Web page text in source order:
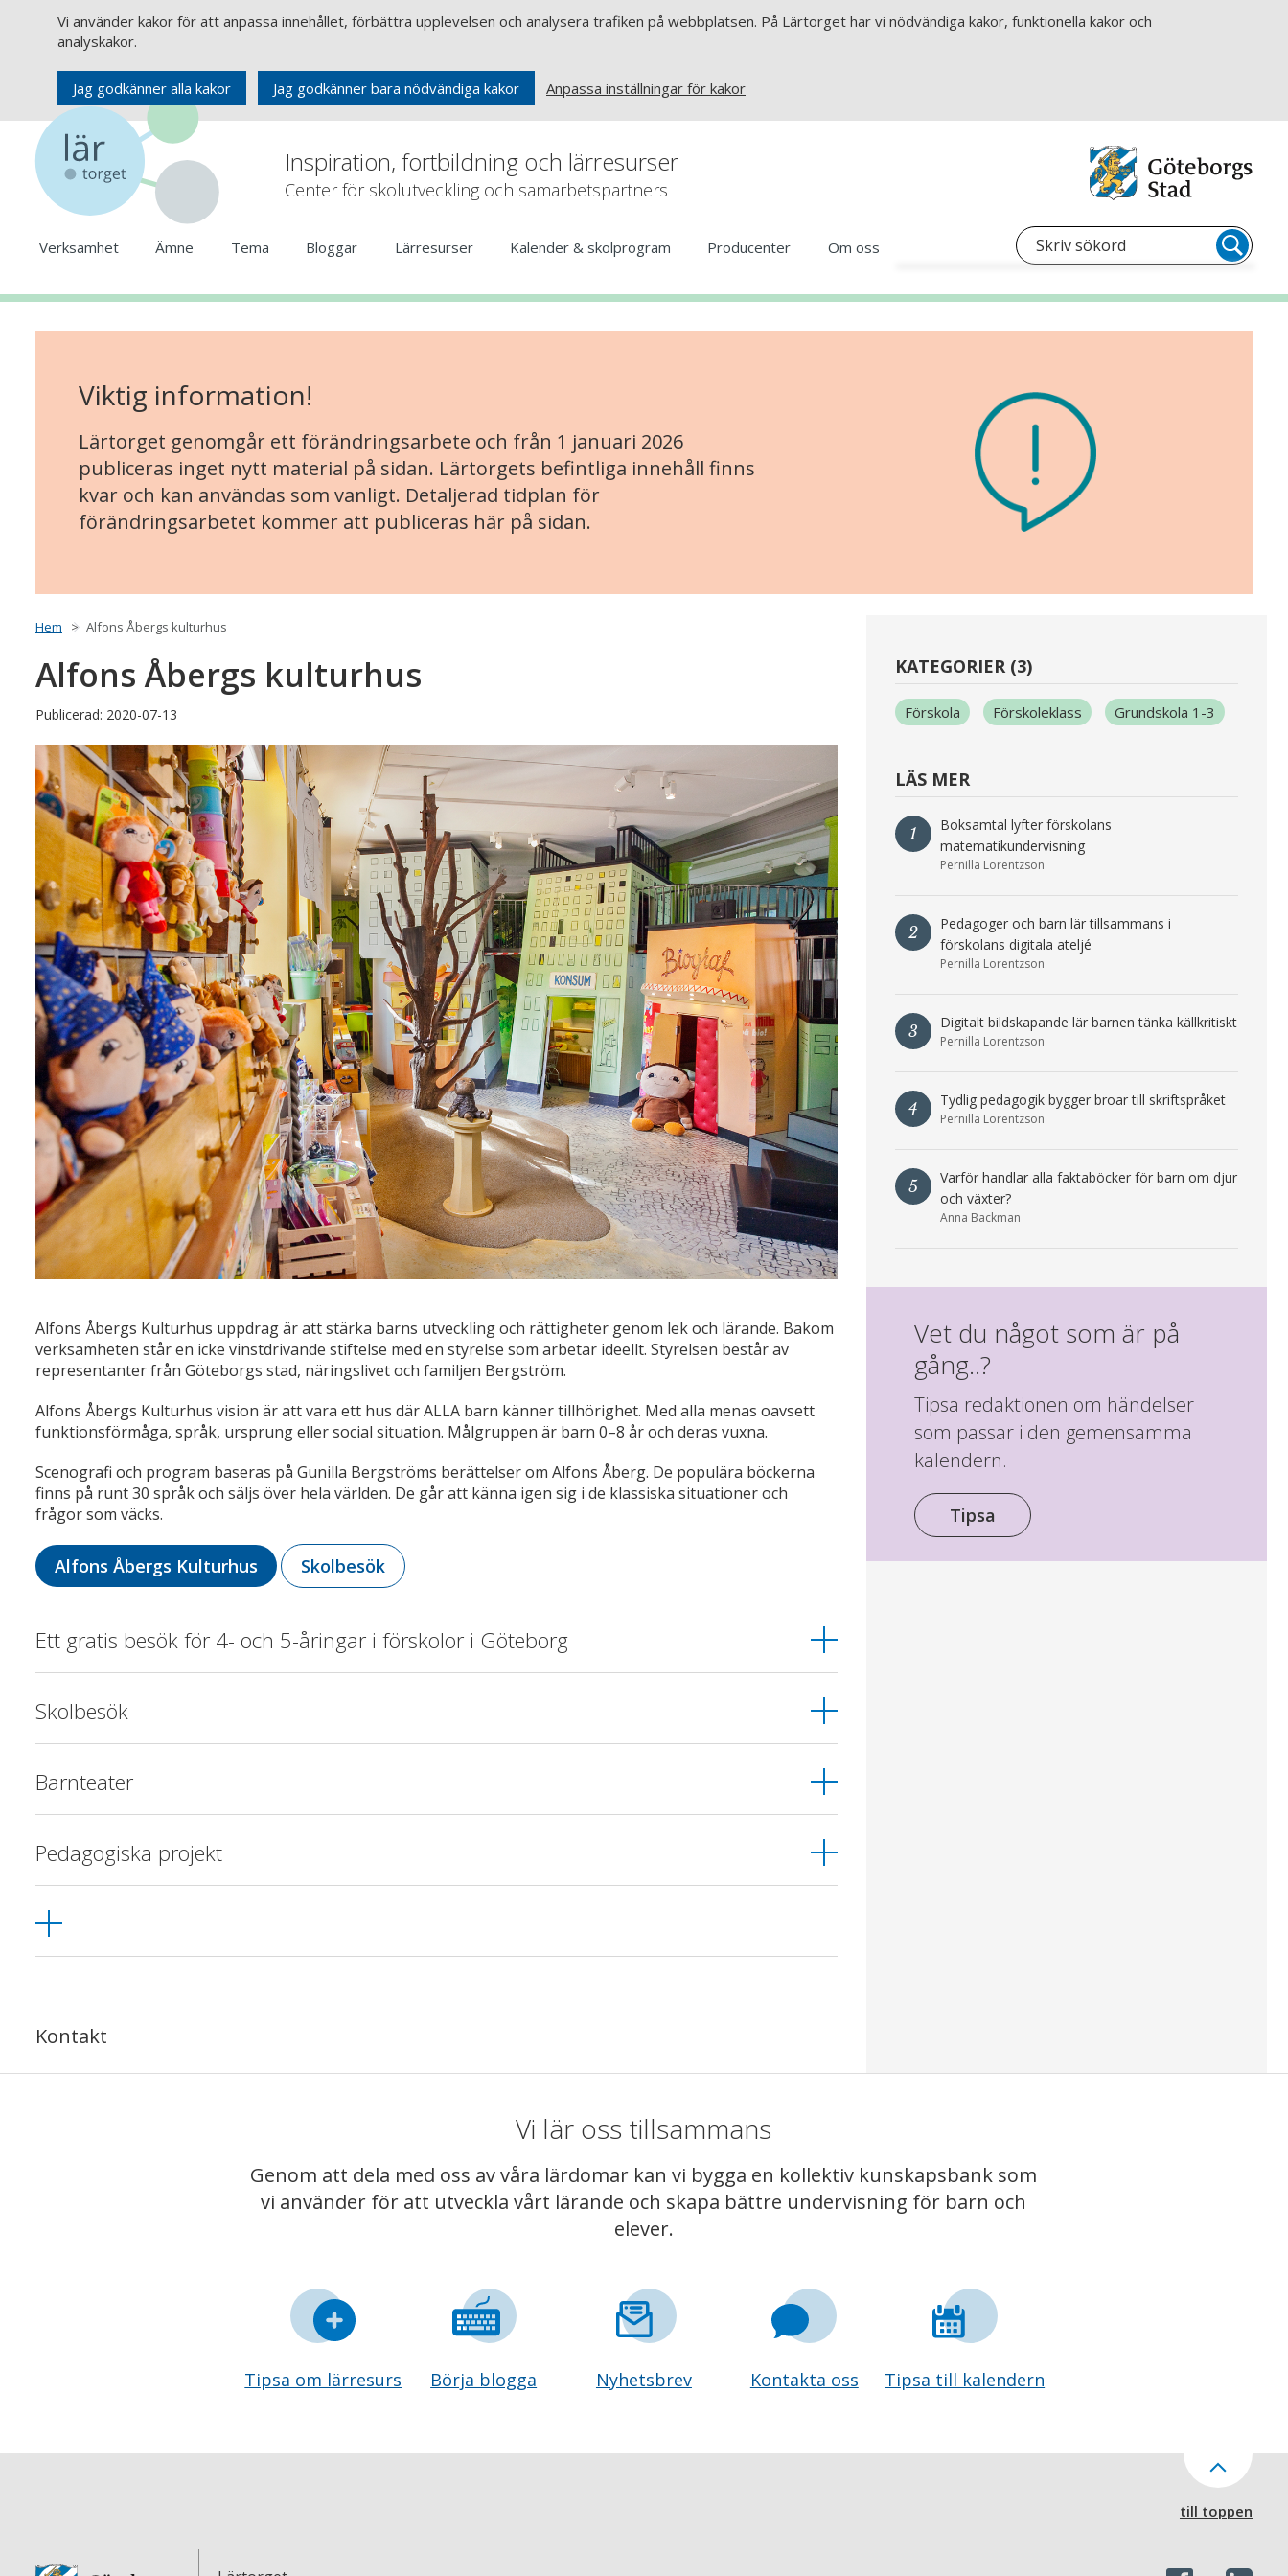
Vi använder kakor för att anpassa innehållet, förbättra upplevelsen och analysera trafiken på webbplatsen. På Lärtorget har vi nödvändiga kakor, funktionella kakor och
analyskakor.
Jag godkänner alla kakor Jag godkänner bara nödvändiga kakor Anpassa inställningar för kakor
Inspiration, fortbildning och lärresurser
Center för skolutveckling och samarbetspartners
Verksamhet Ämne Tema Bloggar Lärresurser Kalender & skolprogram Producenter Om oss
Viktig information!
Lärtorget genomgår ett förändringsarbete och från 1 januari 2026
publiceras inget nytt material på sidan. Lärtorgets befintliga innehåll finns
kvar och kan användas som vanligt. Detaljerad tidplan för
förändringsarbetet kommer att publiceras här på sidan.
Hem Alfons Åbergs kulturhus
Alfons Åbergs kulturhus
Publicerad: 2020-07-13
Alfons Åbergs Kulturhus uppdrag är att stärka barns utveckling och rättigheter genom lek och lärande. Bakom
verksamheten står en icke vinstdrivande stiftelse med en styrelse som arbetar ideellt. Styrelsen består av
representanter från Göteborgs stad, näringslivet och familjen Bergström.
Alfons Åbergs Kulturhus vision är att vara ett hus där ALLA barn känner tillhörighet. Med alla menas oavsett
funktionsförmåga, språk, ursprung eller social situation. Målgruppen är barn 0–8 år och deras vuxna.
Scenografi och program baseras på Gunilla Bergströms berättelser om Alfons Åberg. De populära böckerna
finns på runt 30 språk och säljs över hela världen. De går att känna igen sig i de klassiska situationer och
frågor som väcks.
Alfons Åbergs Kulturhus Skolbesök
Ett gratis besök för 4- och 5-åringar i förskolor i Göteborg
Skolbesök
Barnteater
Pedagogiska projekt
Kontakt
KATEGORIER (3)
Förskola Förskoleklass Grundskola 1-3
LÄS MER
1
Boksamtal lyfter förskolans
matematikundervisning
Pernilla Lorentzson
2
Pedagoger och barn lär tillsammans i
förskolans digitala ateljé
Pernilla Lorentzson
3 Digitalt bildskapande lär barnen tänka källkritiskt
Pernilla Lorentzson
4 Tydlig pedagogik bygger broar till skriftspråket
Pernilla Lorentzson
5
Varför handlar alla faktaböcker för barn om djur
och växter?
Anna Backman
Vet du något som är på
gång..?
Tipsa redaktionen om händelser
som passar i den gemensamma
kalendern.
Tipsa
Vi lär oss tillsammans
Genom att dela med oss av våra lärdomar kan vi bygga en kollektiv kunskapsbank som
vi använder för att utveckla vårt lärande och skapa bättre undervisning för barn och
elever.
Tipsa om lärresurs Börja blogga Nyhetsbrev Kontakta oss Tipsa till kalendern
till toppen